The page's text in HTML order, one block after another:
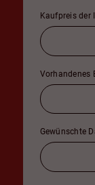
Kaufpreis der
Vorhandenes
Gewünschte